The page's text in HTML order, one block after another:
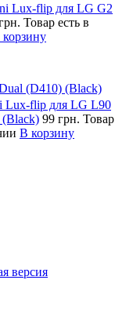
Lux-flip для LG G2
Товар есть в
(D410) (Black)
Lux-flip для LG L90
99 грн. Товар
В корзину
версия